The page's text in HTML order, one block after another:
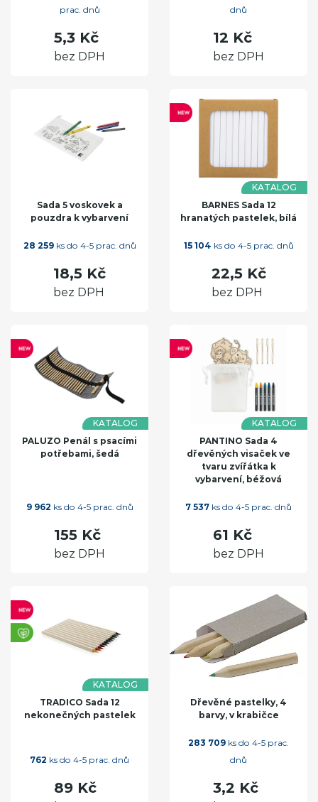
prac. dnů
5,3 Kč
bez DPH
dnů
12 Kč
bez DPH
Sada 5 voskovek a
pouzdra k vybarvení
28 259ks do 4-5 prac. dnů
18,5 Kč
bez DPH
KATALOG
BARNES Sada 12
hranatých pastelek, bílá
15 104 ks do 4-5 prac. dnů
22,5 Kč
bez DPH
KATALOG
PALUZO Penál s psacími
potřebami, šedá
9 962 ks do 4-5 prac. dnů
155 Kč
bez DPH
KATALOG
PANTINO Sada 4
dřevěných visaček ve
tvaru zvířátka k
vybarvení, béžová
7 537 ks do 4-5 prac. dnů
61 Kč
bez DPH
KATALOG
TRADICO Sada 12
nekonečných pastelek
762 ks do 4-5 prac. dnů
89 Kč
Dřevěné pastelky, 4
barvy, v krabičce
283 709 ks do 4-5 prac.
dnů
3,2 Kč